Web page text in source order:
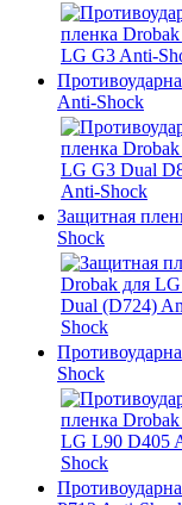
Anti-Shock
Защитная
Shock
Shock